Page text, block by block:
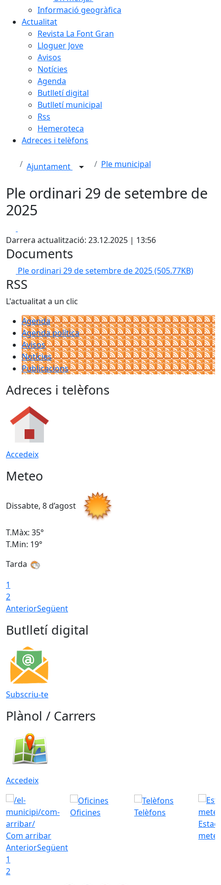
Informació geogràfica
Actualitat
Revista La Font Gran
Lloguer Jove
Avisos
Notícies
Agenda
Butlletí digital
Butlletí municipal
Rss
Hemeroteca
Adreces i telèfons
Ajuntament Ple municipal
Ple ordinari 29 de setembre de
2025
Darrera actualització: 23.12.2025 | 13:56
Documents
Ple ordinari 29 de setembre de 2025(505.77KB)
RSS
L'actualitat a un clic
Agenda
Agenda política
Avisos
Notícies
Publicacions
Adreces i telèfons
Accedeix
Meteo
Dissabte, 8 d’agost
T.Màx: 35°
T.Min: 19°
Tarda
1
2
AnteriorSegüent
Butlletí digital
Subscriu-te
Plànol / Carrers
Accedeix
Com arribar
Oficines
Telèfons
AnteriorSegüent
1
2